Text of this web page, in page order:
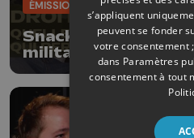
ÉMISSIONS
Snack - Droits des
militante nous
nous sommes
s’appliquent
peuvent se fonder
votre consentement
dans Paramètres
consentement à tout